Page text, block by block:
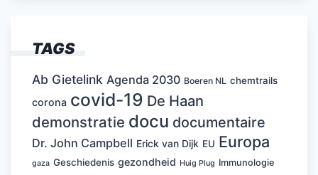
TAGS
Ab Gietelink Agenda 2030 Boeren NL chemtrails
corona covid-19 De Haan
demonstratie docu documentaire
Dr. John Campbell Erick van Dijk EU Europa
gaza Geschiedenis gezondheid Huig Plug Immunologie